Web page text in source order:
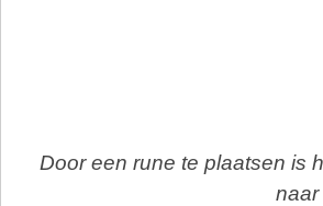
Door een rune te plaatsen is
naar